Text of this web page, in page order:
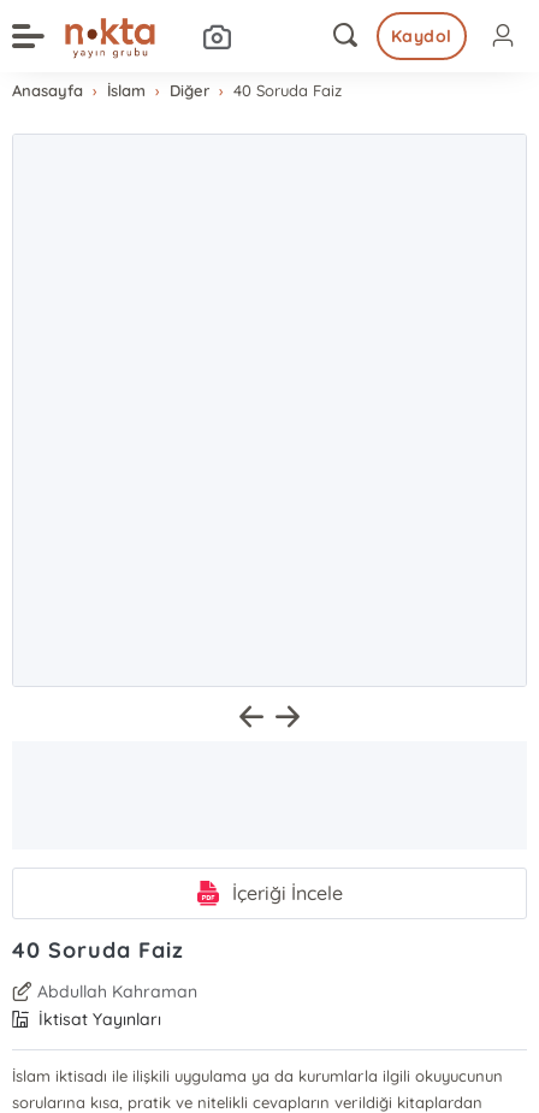
Kaydol
Anasayfa İslam Diğer 40 Soruda Faiz
İçeriği İncele
40 Soruda Faiz
Abdullah Kahraman
İktisat Yayınları
İslam iktisadı ile ilişkili uygulama ya da kurumlarla ilgili okuyucunun
sorularına kısa, pratik ve nitelikli cevapların verildiği kitaplardan